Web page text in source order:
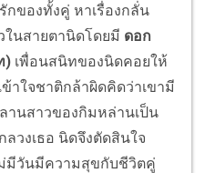
ของทั้งคู่ หาเรื่องกลั่น
ในสายตานิดโดยมี ดอก
) เพื่อนสนิทของนิดคอยให้
าใจชาติกล้าผิดคิดว่าเขามี
านสาวของกิมหล่านเป็น
วงเธอ นิดจึงตัดสินใจ
มีวันมีความสุขกับชีวิตคู่